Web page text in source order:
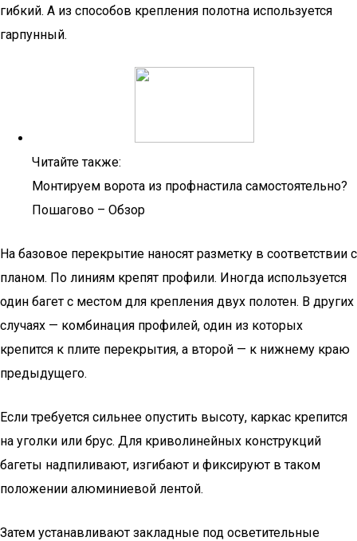
гибкий. А из способов крепления полотна используется
гарпунный.
Читайте также:
Монтируем ворота из профнастила самостоятельно?
Пошагово – Обзор
На базовое перекрытие наносят разметку в соответствии с
планом. По линиям крепят профили. Иногда используется
один багет с местом для крепления двух полотен. В других
случаях — комбинация профилей, один из которых
крепится к плите перекрытия, а второй — к нижнему краю
предыдущего.
Если требуется сильнее опустить высоту, каркас крепится
на уголки или брус. Для криволинейных конструкций
багеты надпиливают, изгибают и фиксируют в таком
положении алюминиевой лентой.
Затем устанавливают закладные под осветительные